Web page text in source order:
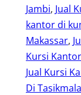
Jambi, Jual
kantor di
Makassar,
Kursi
Jual Kursi
Di